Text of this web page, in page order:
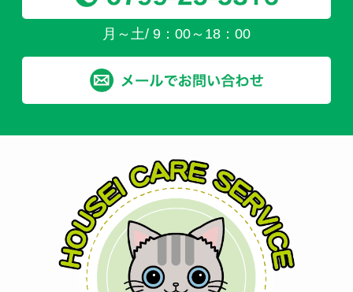
月～土/ 9：00～18：00